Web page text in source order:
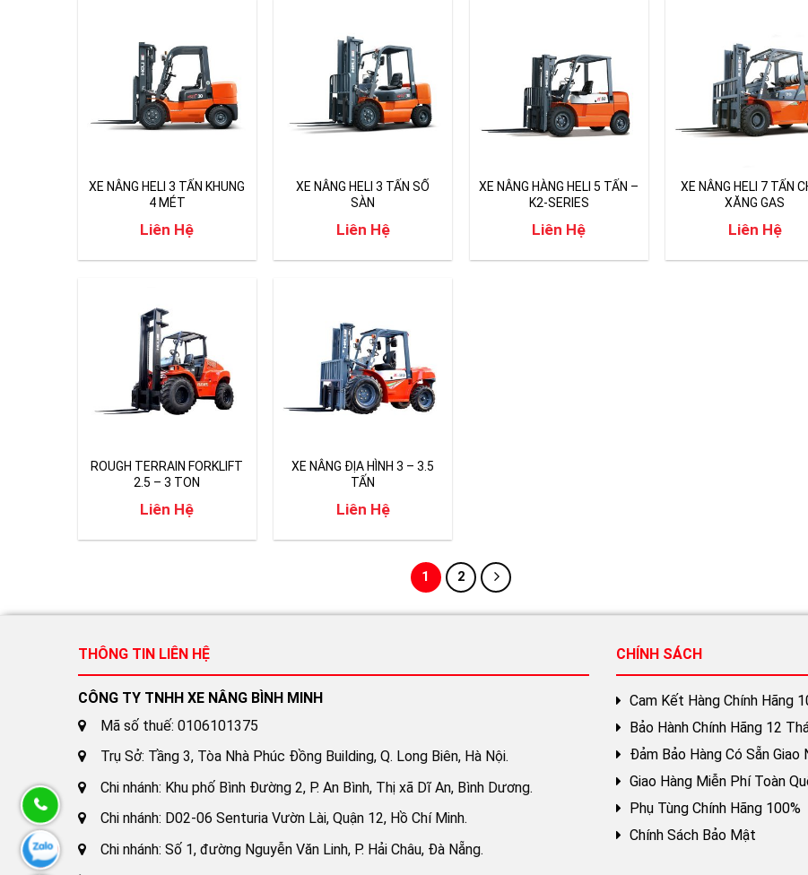
XE NÂNG HELI 3 TẤN KHUNG
4 MÉT
Liên Hệ
XE NÂNG HELI 3 TẤN SỐ
SÀN
Liên Hệ
XE NÂNG HÀNG HELI 5 TẤN –
K2-SERIES
Liên Hệ
XE NÂNG HELI 7 TẤN
XĂNG GAS
Liên Hệ
ROUGH TERRAIN FORKLIFT
2.5 – 3 TON
Liên Hệ
XE NÂNG ĐỊA HÌNH 3 – 3.5
TẤN
Liên Hệ
1 2
THÔNG TIN LIÊN HỆ
CÔNG TY TNHH XE NÂNG BÌNH MINH
Mã số thuế: 0106101375
Trụ Sở: Tầng 3, Tòa Nhà Phúc Đồng Building, Q. Long Biên, Hà Nội.
Chi nhánh: Khu phố Bình Đường 2, P. An Bình, Thị xã Dĩ An, Bình Dương.
Chi nhánh: D02-06 Senturia Vườn Lài, Quận 12, Hồ Chí Minh.
Chi nhánh: Số 1, đường Nguyễn Văn Linh, P. Hải Châu, Đà Nẵng.
CHÍNH SÁCH
Cam Kết Hàng Chính Hãng
Bảo Hành Chính Hãng 12
Đảm Bảo Hàng Có Sẵn Giao
Giao Hàng Miễn Phí Toàn
Phụ Tùng Chính Hãng 100%
Chính Sách Bảo Mật